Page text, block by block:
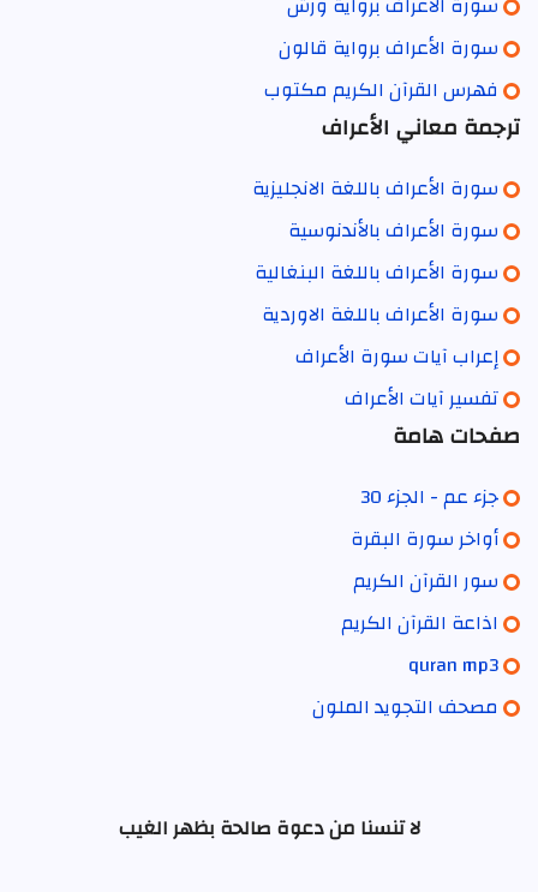
سورة الأعراف برواية قالون
فهرس القرآن الكريم مكتوب
ترجمة معاني الأعراف
سورة الأعراف باللغة الانجليزية
سورة الأعراف بالأندنوسية
سورة الأعراف باللغة البنغالية
سورة الأعراف باللغة الاوردية
إعراب آيات سورة الأعراف
تفسير آيات الأعراف
صفحات هامة
جزء عم - الجزء 30
أواخر سورة البقرة
سور القرآن الكريم
اذاعة القرآن الكريم
quran mp3
مصحف التجويد الملون
لا تنسنا من دعوة صالحة بظهر الغيب